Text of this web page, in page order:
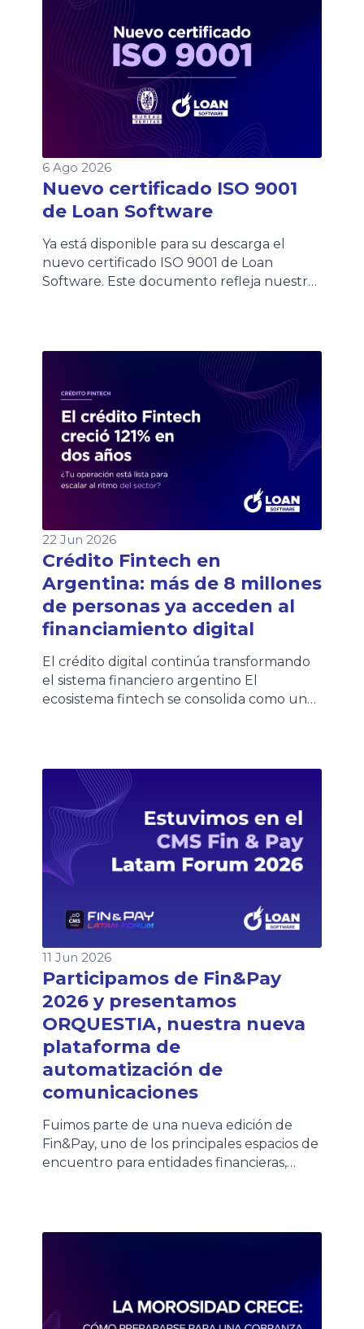
6 Ago 2026
Nuevo certificado ISO 9001
de Loan Software
Ya está disponible para su descarga el
nuevo certificado ISO 9001 de Loan
Software. Este documento refleja nuestro
rápida desde esta página o consultarlo
también en nuestra Wiki, donde
encontrarán siempre la versión vigente.
22 Jun 2026
Crédito Fintech en
Argentina: más de 8 millones
de personas ya acceden al
financiamiento digital
El crédito digital continúa transformando
el sistema financiero argentino El
ecosistema fintech se consolida como uno
elaborado por el ITBA y la Cámara
Argentina Fintech, más de 8,1 millones de
personas ya acceden a crédito fintech en
[…]
11 Jun 2026
Participamos de Fin&Pay
2026 y presentamos
ORQUESTIA, nuestra nueva
plataforma de
automatización de
comunicaciones
Fuimos parte de una nueva edición de
Fin&Pay, uno de los principales espacios de
encuentro para entidades financieras,
evento nos permitió compartir una jornada